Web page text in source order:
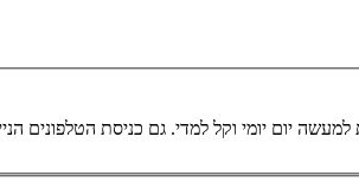
יום יומי וקל למדי. גם כניסת הטלפונים